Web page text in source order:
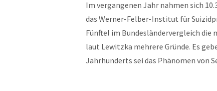
Im vergangenen Jahr nahmen sich
das Werner-Felber-Institut für
Fünftel im Bundesländervergleich
laut Lewitzka mehrere Gründe. Es
Jahrhunderts sei das Phänomen von